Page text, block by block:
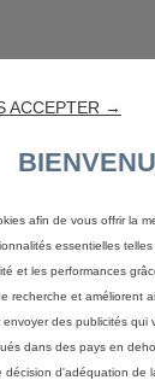
ACCEPTER →
afin de vous offrir la
essentielles
et les performances
recherche et améliorent
des publicités
dans des pays en
décision d'adéquation de